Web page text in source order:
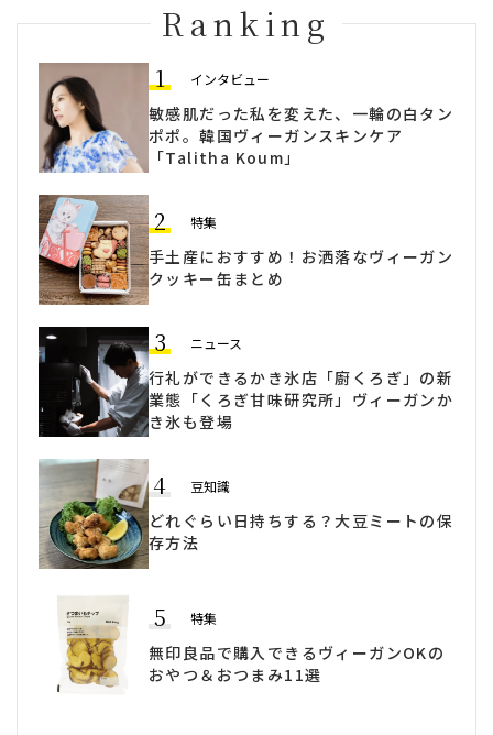
Ranking
1 インタビュー
敏感肌だった私を変えた、一輪の白タン
ポポ。韓国ヴィーガンスキンケア
「Talitha Koum」
2 特集
手土産におすすめ！お洒落なヴィーガン
クッキー缶まとめ
3 ニュース
行礼ができるかき氷店「廚くろぎ」の新
業態「くろぎ甘味研究所」ヴィーガンか
き氷も登場
4 豆知識
どれぐらい日持ちする？大豆ミートの保
存方法
5 特集
無印良品で購入できるヴィーガンOKの
おやつ＆おつまみ11選